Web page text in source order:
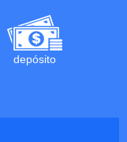
depósito